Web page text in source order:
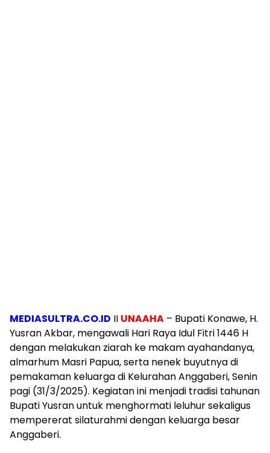
MEDIASULTRA.CO.ID II UNAAHA – Bupati Konawe, H.
Yusran Akbar, mengawali Hari Raya Idul Fitri 1446 H
dengan melakukan ziarah ke makam ayahandanya,
almarhum Masri Papua, serta nenek buyutnya di
pemakaman keluarga di Kelurahan Anggaberi, Senin
pagi (31/3/2025). Kegiatan ini menjadi tradisi tahunan
Bupati Yusran untuk menghormati leluhur sekaligus
mempererat silaturahmi dengan keluarga besar
Anggaberi.